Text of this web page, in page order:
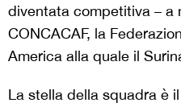
diventata competitiva – a
CONCACAF, la
America alla quale il
La stella della squadra è